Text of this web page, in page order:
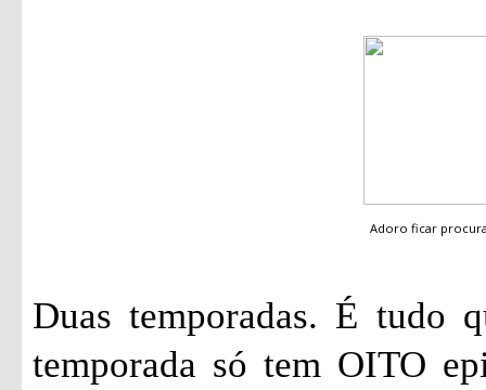
Adoro ficar
Duas temporadas. É tudo
temporada só tem OITO